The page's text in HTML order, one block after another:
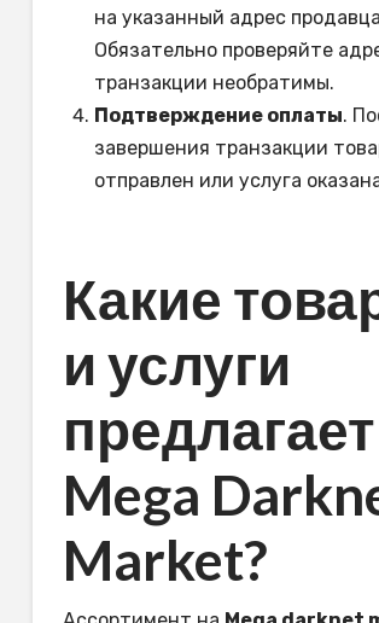
на указанный адрес
Обязательно проверяйте
транзакции необратимы.
Подтверждение оплаты.
завершения транзакции
отправлен или услуга
Какие
и услуги
предлагает
Mega
Market?